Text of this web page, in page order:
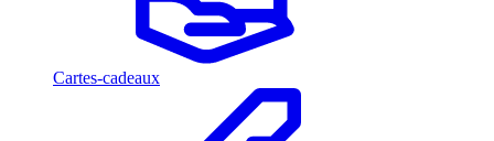
Cartes-cadeaux